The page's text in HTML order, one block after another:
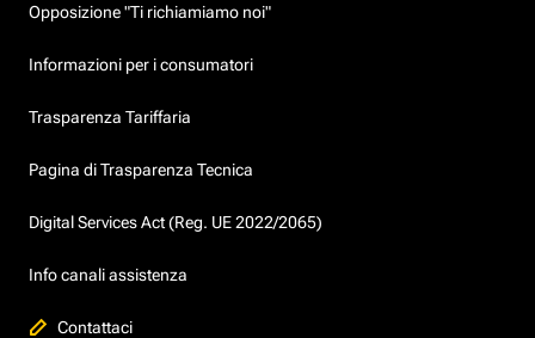
Opposizione "Ti richiamiamo noi"
Informazioni per i consumatori
Trasparenza Tariffaria
Pagina di Trasparenza Tecnica
Digital Services Act (Reg. UE 2022/2065)
Info canali assistenza
Contattaci